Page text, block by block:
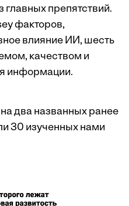
препятствий.
факторов,
влияние ИИ, шесть
качеством и
информации.
два названных ранее
30 изученных нами